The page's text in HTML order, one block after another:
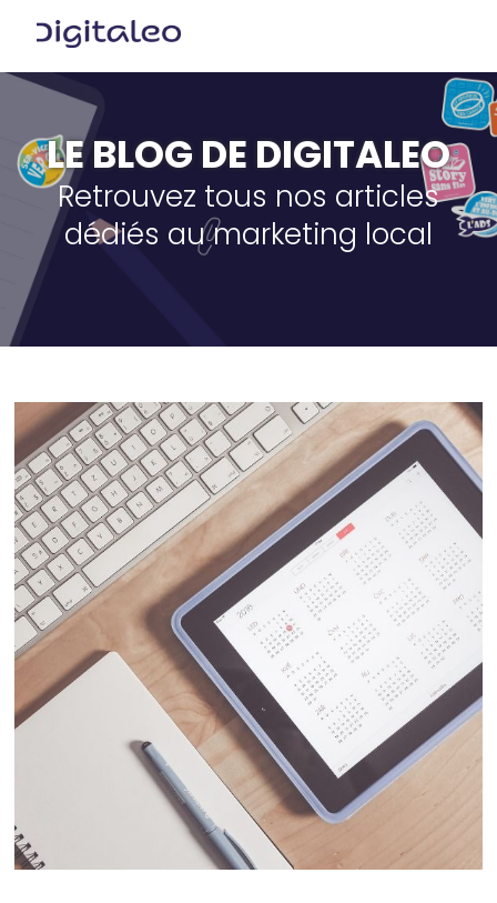
LE BLOG DE DIGITALEO
Retrouvez tous nos articles
dédiés au marketing local